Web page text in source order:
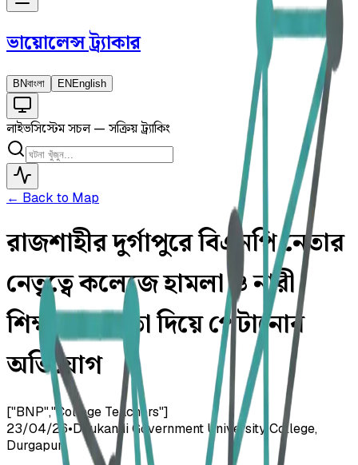
ভায়োলেন্সট্র্যাকার
BNবাংলা EN English
লাইভসিস্টেম সচল — সক্রিয় ট্র্যাকিং
← Back to Map
রাজশাহীর দুর্গাপুরে বিএনপি নেতার
নেতৃত্বে কলেজে হামলা ও নারী
শিক্ষককে জুতা দিয়ে পেটানোর
অভিযোগ
["BNP","College Teachers"]
23/04/26•Daukandi Government University College,
Durgapur